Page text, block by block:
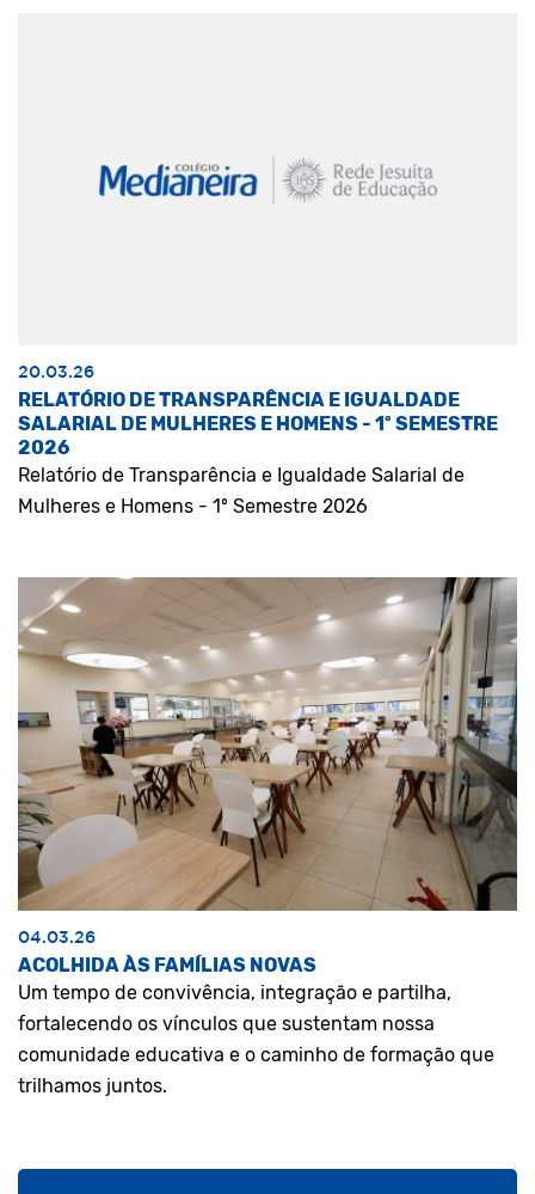
20.03.26
RELATÓRIO DE TRANSPARÊNCIA E IGUALDADE
SALARIAL DE MULHERES E HOMENS - 1º SEMESTRE
2026
Relatório de Transparência e Igualdade Salarial de
Mulheres e Homens - 1º Semestre 2026
04.03.26
ACOLHIDA ÀS FAMÍLIAS NOVAS
Um tempo de convivência, integração e partilha,
fortalecendo os vínculos que sustentam nossa
comunidade educativa e o caminho de formação que
trilhamos juntos.